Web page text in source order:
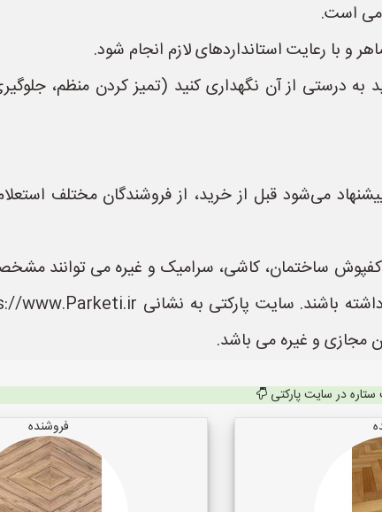
است.
با رعایت استانداردهای لازم انجام شود.
درستی از آن نگهداری کنید (تمیز کردن منظم،
معمولاً بین **1 تا 10 سال** متغیر است. پیشنهاد می‌شود قبل از خرید، از فروشندگان
کفپوش ساختمان، کاشی، سرامیک و غیره می توانند
مجازی و غیره می باشد.
در سایت پارکتی
فروشنده